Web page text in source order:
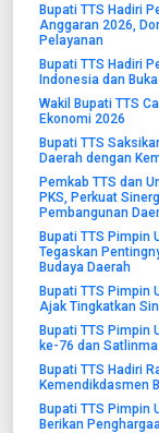
Bupati TTS Hadiri
Anggaran 2026,
Pelayanan
Bupati TTS Hadiri
Indonesia dan
Wakil Bupati TTS
Ekonomi 2026
Bupati TTS
Daerah dengan
Pemkab TTS dan
PKS, Perkuat
Pembangunan
Bupati TTS Pimpin
Tegaskan
Budaya Daerah
Bupati TTS Pimpin
Ajak Tingkatkan
Bupati TTS Pimpin
ke-76 dan
Bupati TTS Hadiri
Kemendikdasmen
Bupati TTS Pimpin
Berikan